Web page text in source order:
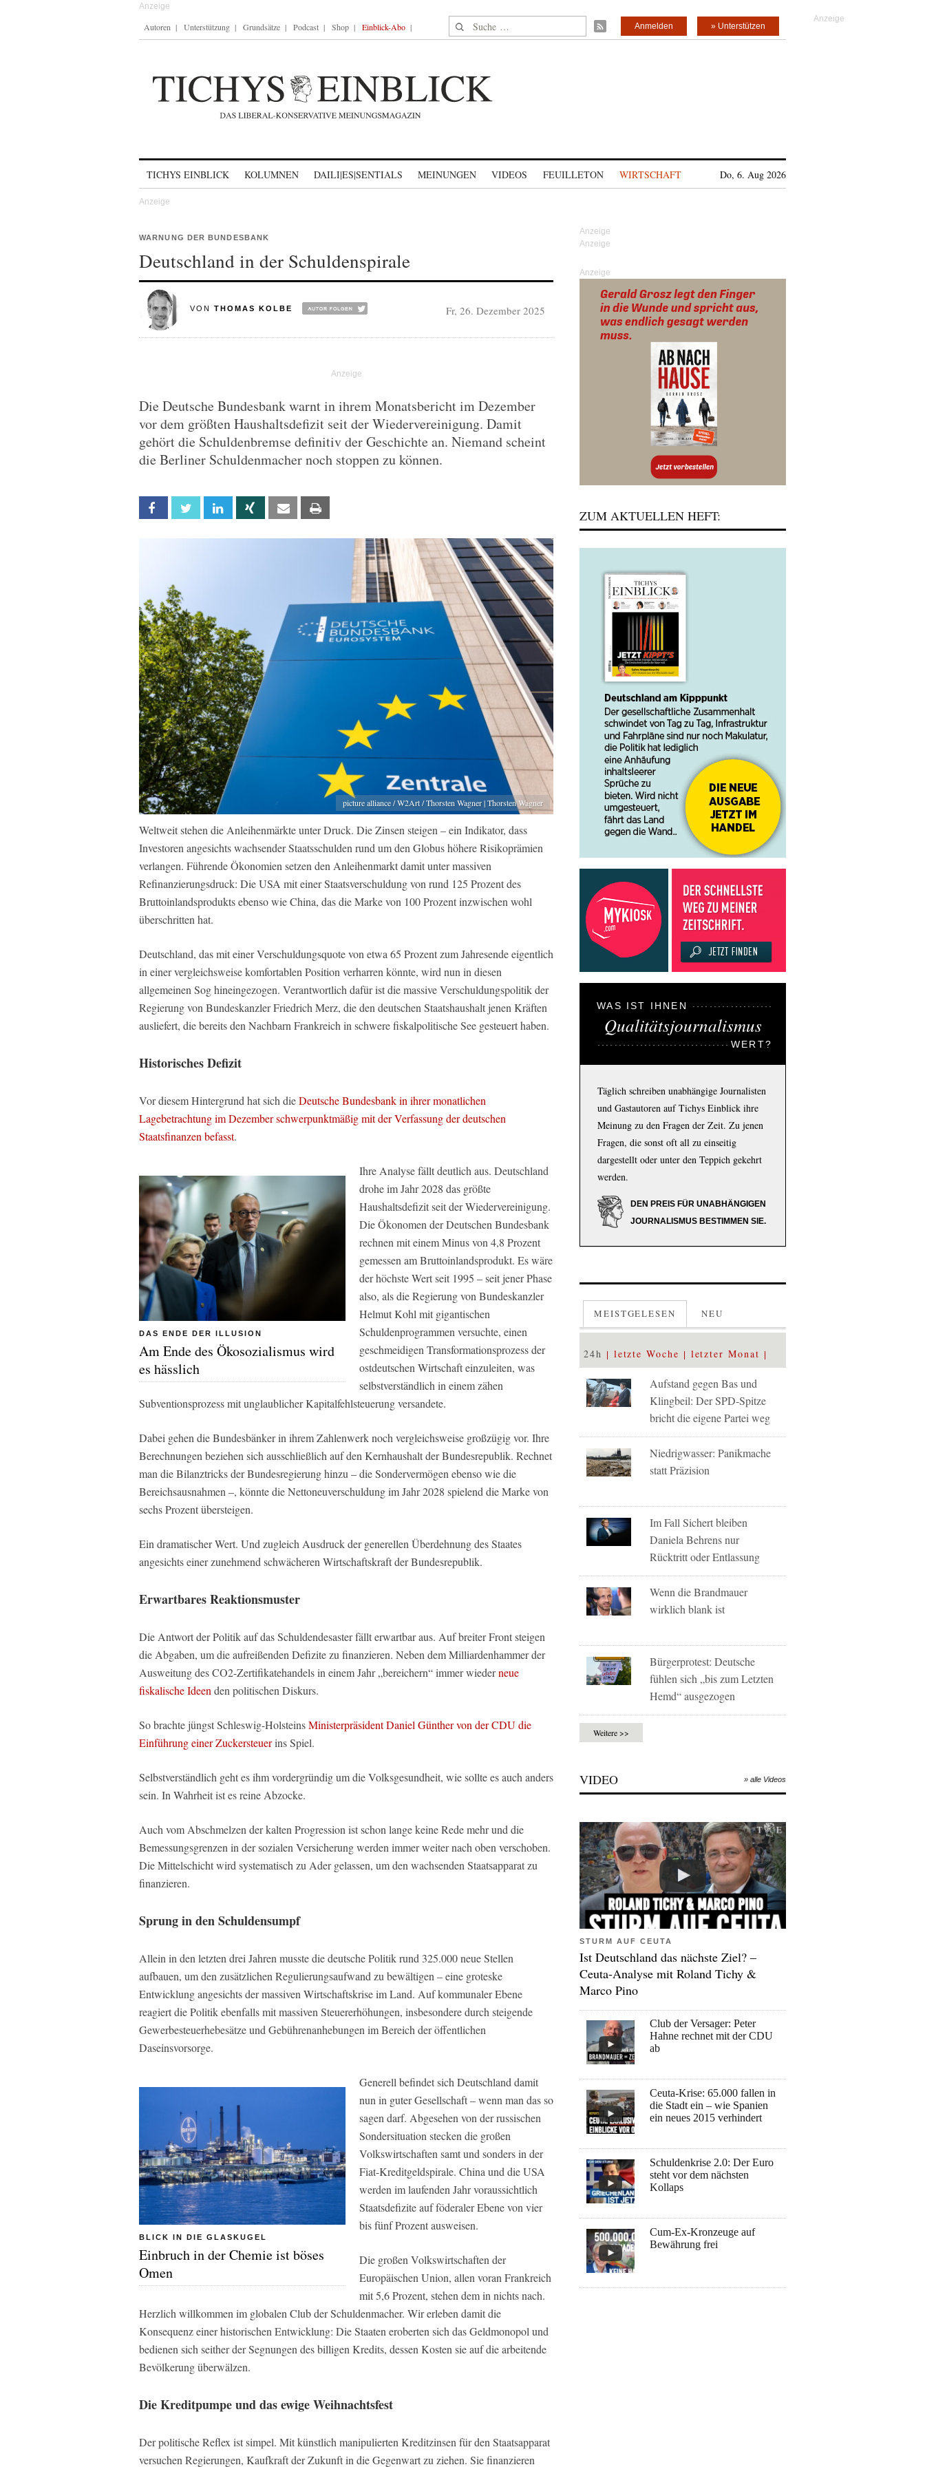
Autoren Unterstützung Grundsätze Podcast Shop Einblick-Abo Suche nach: » Unterstützen
Anmelden
TICHYS EINBLICK KOLUMNEN DAILI|ES|SENTIALS MEINUNGEN VIDEOS FEUILLETON WIRTSCHAFT Do, 6. Aug 2026
WARNUNG DER BUNDESBANK
Deutschland in der Schuldenspirale
VON THOMAS KOLBE Fr, 26. Dezember 2025
Die Deutsche Bundesbank warnt in ihrem Monatsbericht im Dezember
vor dem größten Haushaltsdefizit seit der Wiedervereinigung. Damit
gehört die Schuldenbremse definitiv der Geschichte an. Niemand scheint
die Berliner Schuldenmacher noch stoppen zu können.
Facebook Twitter Linkedin Xing Email
picture alliance / W2Art / Thorsten Wagner | Thorsten Wagner
Weltweit stehen die Anleihenmärkte unter Druck. Die Zinsen steigen – ein Indikator, dass
Investoren angesichts wachsender Staatsschulden rund um den Globus höhere Risikoprämien
verlangen. Führende Ökonomien setzen den Anleihenmarkt damit unter massiven
Refinanzierungsdruck: Die USA mit einer Staatsverschuldung von rund 125 Prozent des
Bruttoinlandsprodukts ebenso wie China, das die Marke von 100 Prozent inzwischen wohl
überschritten hat.
Deutschland, das mit einer Verschuldungsquote von etwa 65 Prozent zum Jahresende eigentlich
in einer vergleichsweise komfortablen Position verharren könnte, wird nun in diesen
allgemeinen Sog hineingezogen. Verantwortlich dafür ist die massive Verschuldungspolitik der
Regierung von Bundeskanzler Friedrich Merz, die den deutschen Staatshaushalt jenen Kräften
ausliefert, die bereits den Nachbarn Frankreich in schwere fiskalpolitische See gesteuert haben.
Historisches Defizit
Vor diesem Hintergrund hat sich dieDeutsche Bundesbank in ihrer monatlichen
Lagebetrachtung im Dezember schwerpunktmäßig mit der Verfassung der deutschen
Staatsfinanzen befasst.
DAS ENDE DER ILLUSION
Am Ende des Ökosozialismus wird
es hässlich
Ihre Analyse fällt deutlich aus. Deutschland
drohe im Jahr 2028 das größte
Haushaltsdefizit seit der Wiedervereinigung.
Die Ökonomen der Deutschen Bundesbank
rechnen mit einem Minus von 4,8 Prozent
gemessen am Bruttoinlandsprodukt. Es wäre
der höchste Wert seit 1995 – seit jener Phase
also, als die Regierung von Bundeskanzler
Helmut Kohl mit gigantischen
Schuldenprogrammen versuchte, einen
geschmeidigen Transformationsprozess der
ostdeutschen Wirtschaft einzuleiten, was
selbstverständlich in einem zähen
Subventionsprozess mit unglaublicher Kapitalfehlsteuerung versandete.
Dabei gehen die Bundesbänker in ihrem Zahlenwerk noch vergleichsweise großzügig vor. Ihre
Berechnungen beziehen sich ausschließlich auf den Kernhaushalt der Bundesrepublik. Rechnet
man die Bilanztricks der Bundesregierung hinzu – die Sondervermögen ebenso wie die
Bereichsausnahmen –, könnte die Nettoneuverschuldung im Jahr 2028 spielend die Marke von
sechs Prozent übersteigen.
Ein dramatischer Wert. Und zugleich Ausdruck der generellen Überdehnung des Staates
angesichts einer zunehmend schwächeren Wirtschaftskraft der Bundesrepublik.
ErwartbaresReaktionsmuster
Die Antwort der Politik auf das Schuldendesaster fällt erwartbar aus. Auf breiter Front steigen
die Abgaben, um die aufreißenden Defizite zu finanzieren. Neben dem Milliardenhammer der
Ausweitung des CO2-Zertifikatehandels in einem Jahr „bereichern“ immer wiederneue
fiskalische Ideen den politischen Diskurs.
So brachte jüngst Schleswig-HolsteinsMinisterpräsident Daniel Günther von der CDU die
Einführung einer Zuckersteuerins Spiel.
Selbstverständlich geht es ihm vordergründig um die Volksgesundheit, wie sollte es auch anders
sein. In Wahrheit ist es reine Abzocke.
Auch vom Abschmelzen der kalten Progression ist schon lange keine Rede mehr und die
Bemessungsgrenzen in der sozialen Versicherung werden immer weiter nach oben verschoben.
Die Mittelschicht wird systematisch zu Ader gelassen, um den wachsenden Staatsapparat zu
finanzieren.
Sprung in den Schuldensumpf
Allein in den letzten drei Jahren musste die deutsche Politik rund 325.000 neue Stellen
aufbauen, um den zusätzlichen Regulierungsaufwand zu bewältigen – eine groteske
Entwicklung angesichts der massiven Wirtschaftskrise im Land. Auf kommunaler Ebene
reagiert die Politik ebenfalls mit massiven Steuererhöhungen, insbesondere durch steigende
Gewerbesteuerhebesätze und Gebührenanhebungen im Bereich der öffentlichen
Daseinsvorsorge.
BLICK IN DIE GLASKUGEL
Einbruch in der Chemie ist böses
Omen
Generell befindet sich Deutschland damit
nun in guter Gesellschaft – wenn man das so
sagen darf. Abgesehen von der russischen
Sondersituation stecken die großen
Volkswirtschaften samt und sonders in der
Fiat-Kreditgeldspirale. China und die USA
werden im laufenden Jahr voraussichtlich
Staatsdefizite auf föderaler Ebene von vier
bis fünf Prozent ausweisen.
Die großen Volkswirtschaften der
Europäischen Union, allen voran Frankreich
mit 5,6 Prozent, stehen dem in nichts nach.
Herzlich willkommen im globalen Club der Schuldenmacher. Wir erleben damit die
Konsequenz einer historischen Entwicklung: Die Staaten eroberten sich das Geldmonopol und
bedienen sich seither der Segnungen des billigen Kredits, dessen Kosten sie auf die arbeitende
Bevölkerung überwälzen.
Die Kreditpumpe und das ewige Weihnachtsfest
Der politische Reflex ist simpel. Mit künstlich manipulierten Kreditzinsen für den Staatsapparat
versuchen Regierungen, Kaufkraft der Zukunft in die Gegenwart zu ziehen. Sie finanzieren
Anzeige
ZUM AKTUELLEN HEFT:
WAS IST IHNEN
Qualitätsjournalismus
WERT?
Täglich schreiben unabhängige Journalisten
und Gastautoren auf Tichys Einblick ihre
Meinung zu den Fragen der Zeit. Zu jenen
Fragen, die sonst oft all zu einseitig
dargestellt oder unter den Teppich gekehrt
werden.
DEN PREIS FÜR UNABHÄNGIGEN
JOURNALISMUS BESTIMMEN SIE.
MEISTGELESEN NEU
24h letzte Woche letzter Monat
Aufstand gegen Bas und
Klingbeil: Der SPD-Spitze
bricht die eigene Partei weg
Niedrigwasser: Panikmache
statt Präzision
Im Fall Sichert bleiben
Daniela Behrens nur
Rücktritt oder Entlassung
Wenn die Brandmauer
wirklich blank ist
Bürgerprotest: Deutsche
fühlen sich „bis zum Letzten
Hemd“ ausgezogen
Weitere >>
VIDEO » alle Videos
STURM AUF CEUTA
Ist Deutschland das nächste Ziel? –
Ceuta-Analyse mit Roland Tichy &
Marco Pino
Club der Versager: Peter
Hahne rechnet mit der CDU
ab
Ceuta-Krise: 65.000 fallen in
die Stadt ein – wie Spanien
ein neues 2015 verhindert
Schuldenkrise 2.0: Der Euro
steht vor dem nächsten
Kollaps
Cum-Ex-Kronzeuge auf
Bewährung frei